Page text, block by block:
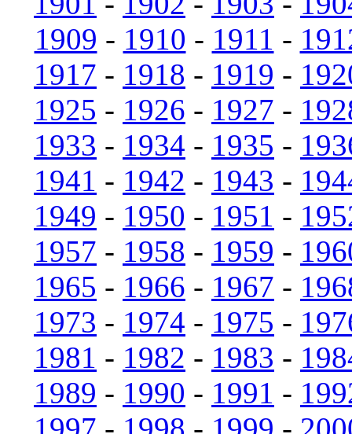
1909 - 1910 - 1911 -
1917 - 1918 - 1919 -
1925 - 1926 - 1927 -
1933 - 1934 - 1935 -
1941 - 1942 - 1943 -
1949 - 1950 - 1951 -
1957 - 1958 - 1959 -
1965 - 1966 - 1967 -
1973 - 1974 - 1975 -
1981 - 1982 - 1983 -
1989 - 1990 - 1991 -